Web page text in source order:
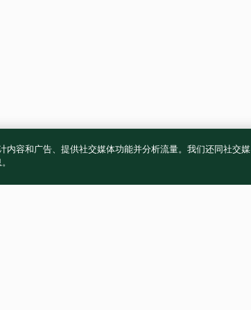
内容和广告、提供社交媒体功能并分析流量。我们还同社交媒